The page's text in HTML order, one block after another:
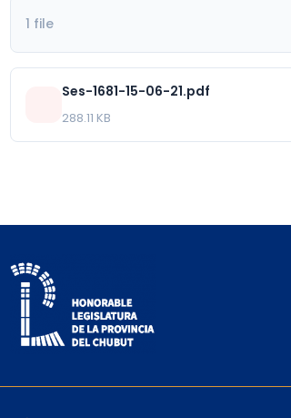
1 file
Ses-1681-15-06-21.pdf
288.11 KB